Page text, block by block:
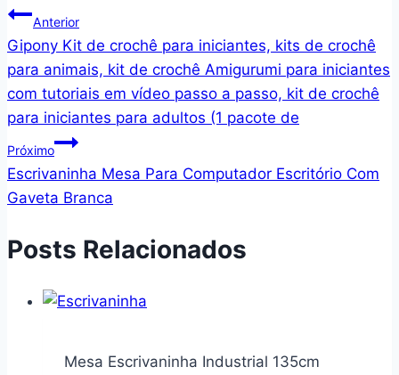
Navegação
de
Post
Anterior
Gipony Kit de crochê para iniciantes, kits de crochê
para animais, kit de crochê Amigurumi para iniciantes
com tutoriais em vídeo passo a passo, kit de crochê
para iniciantes para adultos (1 pacote de
Próximo
Escrivaninha Mesa Para Computador Escritório Com
Gaveta Branca
Posts Relacionados
Mesa Escrivaninha Industrial 135cm